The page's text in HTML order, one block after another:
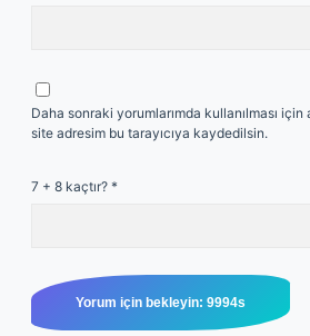
Daha sonraki yorumlarımda kullanılması
site adresim bu tarayıcıya kaydedilsin.
7 + 8 kaçtır? *